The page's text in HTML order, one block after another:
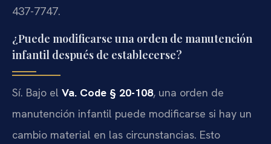
437-7747.
¿Puede modificarse una orden de manutención
infantil después de establecerse?
Sí. Bajo el Va. Code § 20-108, una orden de
manutención infantil puede modificarse si hay un
cambio material en las circunstancias. Esto